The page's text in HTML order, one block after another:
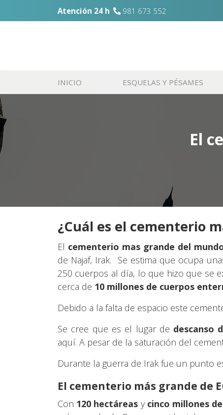
Atención 24 h 981 673 552
INICIO ESQUELAS Y PÉSAMES
El
¿Cuál es el cementerio
El cementerio mas grande del
de Najaf, Irak. Se estima que ocupa
250 cuerpos al día, lo que hizo que se
cerca de 10 millones de cuerpos
Debido a la falta de espacio este
Se cree que es el lugar de descanso
aquí. A pesar de la saturación del
Durante la guerra de Irak fue un punto
El cementerio más grande de
Con 120 hectáreas y cinco millones